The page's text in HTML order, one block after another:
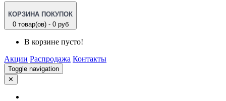
КОРЗИНА ПОКУПОК
0 товар(ов) - 0 руб
В корзине пусто!
Акции Распродажа Контакты
Toggle navigation
✕